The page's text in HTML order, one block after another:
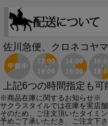
佐川急便、クロネコヤ
上記6つの時間指定も可
※商品在庫に関するお知らせ※
サクラスタイルでは在庫を実店
そのため、ご注文頂いたタイミ
予めご了承いただき、ご注文下